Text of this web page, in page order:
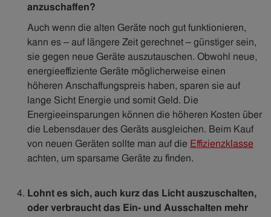
anzuschaffen?
Auch wenn die alten Geräte noch gut funktionieren,
kann es – auf längere Zeit gerechnet – günstiger sein,
sie gegen neue Geräte auszutauschen. Obwohl neue,
energieeffiziente Geräte möglicherweise einen
höheren Anschaffungspreis haben, sparen sie auf
lange Sicht Energie und somit Geld. Die
Energieeinsparungen können die höheren Kosten über
die Lebensdauer des Geräts ausgleichen. Beim Kauf
von neuen Geräten sollte man auf die Effizienzklasse
achten, um sparsame Geräte zu finden.
Lohnt es sich, auch kurz das Licht auszuschalten,
oder verbraucht das Ein- und Ausschalten mehr